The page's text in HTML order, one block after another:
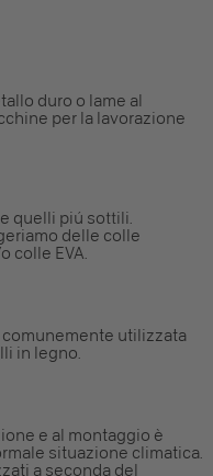
duro o lame al
per la lavorazione
quelli piú sottili.
delle colle
colle EVA.
comunemente utilizzata
in legno.
e al montaggio è
situazione climatica.
a seconda del